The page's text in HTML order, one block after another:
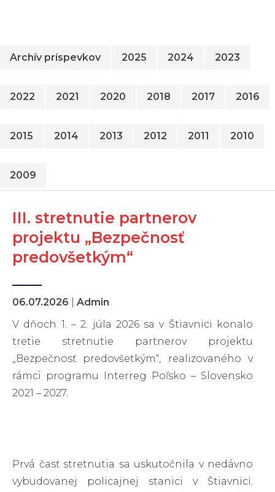
Archív príspevkov 2025 2024 2023
2022 2021 2020 2018 2017 2016
2015 2014 2013 2012 2011 2010
2009
III. stretnutie partnerov
projektu „Bezpečnosť
predovšetkým“
06.07.2026
Admin
V dňoch 1. – 2. júla 2026 sa v Štiavnici konalo
tretie stretnutie partnerov projektu
„Bezpečnosť predovšetkým“, realizovaného v
rámci programu Interreg Poľsko – Slovensko
2021 – 2027.
Prvá časť stretnutia sa uskutočnila v nedávno
vybudovanej policajnej stanici v Štiavnici.